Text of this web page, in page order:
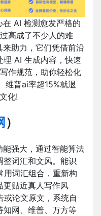
AI 检测愈发严格的
高成了不少人的难
助力，它们凭借前沿
理 AI 生成内容，快速
作规范，助你轻松化
维普ai率超15%就退
化!
）
能强大，通过智能算法
整词汇和文风。能识
用词汇组合，重新构
更贴近真人写作风
论文原文，系统自
知网、维普、万方等